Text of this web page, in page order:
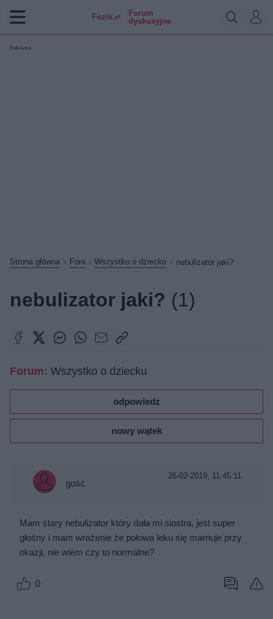
Fozik .pl
Forum
dyskusyjne
Reklama:
Strona główna Fora Wszystko o dziecku nebulizator jaki?
nebulizator jaki? (1)
Forum: Wszystko o dziecku
odpowiedz
nowy wątek
gość
26-02-2019, 11:45:11
Mam stary nebulizator który dała mi siostra, jest super
głośny i mam wrażenie że połowa leku się marnuje przy
okazji, nie wiem czy to normalne?
0